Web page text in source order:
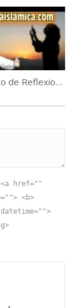
Un Momento de Reflexionar
<a href=""
<b>